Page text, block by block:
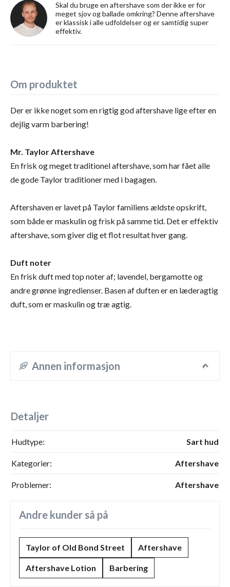
Skal du bruge en aftershave som der ikke er for
meget sjov og ballade omkring? Denne aftershave
er klassisk i alle udfoldelser og er samtidig super
effektiv.
Om produktet
Der er ikke noget som en rigtig god aftershave lige efter en
dejlig varm barbering!
Mr. Taylor Aftershave
En frisk og meget traditionel aftershave, som har fået alle
de gode Taylor traditioner med i bagagen.
Aftershaven er lavet på Taylor familiens ældste opskrift,
som både er maskulin og frisk på samme tid. Det er effektiv
aftershave, som giver dig et flot resultat hver gang.
Duft noter
En frisk duft med top noter af; lavendel, bergamotte og
andre grønne ingredienser. Basen af duften er en læderagtig
duft, som er maskulin og træ agtig.
Annen informasjon
Detaljer
Hudtype: Sart hud
Kategorier: Aftershave
Problemer: Aftershave
Andre kunder så på
Taylor of Old Bond Street Aftershave
Aftershave Lotion Barbering